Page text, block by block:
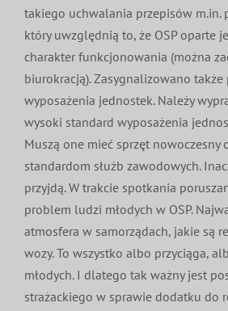
takiego uchwalania przepisów m.in.
który uwzględnią to, że OSP oparte
charakter funkcjonowania (można
biurokracją). Zasygnalizowano
wyposażenia jednostek. Należy
wysoki standard wyposażenia
Muszą one mieć sprzęt nowoczesny
standardom służb zawodowych.
przyjdą. W trakcie spotkania
problem ludzi młodych w OSP.
atmosfera w samorządach, jakie są
wozy. To wszystko albo przyciąga,
młodych. I dlatego tak ważny jest
strażackiego w sprawie dodatku do